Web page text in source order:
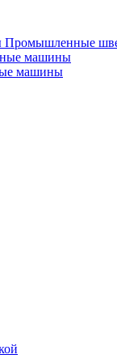
Промышленные
машины
машины